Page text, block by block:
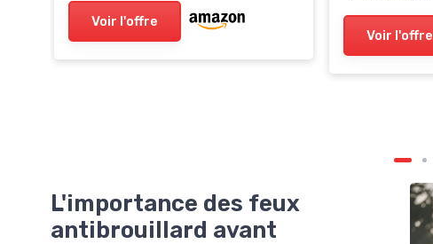
Voir l'offre
Voir l'offre
L'importance des feux
antibrouillard avant